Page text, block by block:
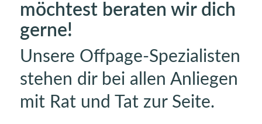
möchtest beraten wir dich
gerne!
Unsere Offpage-Spezialisten
stehen dir bei allen Anliegen
mit Rat und Tat zur Seite.